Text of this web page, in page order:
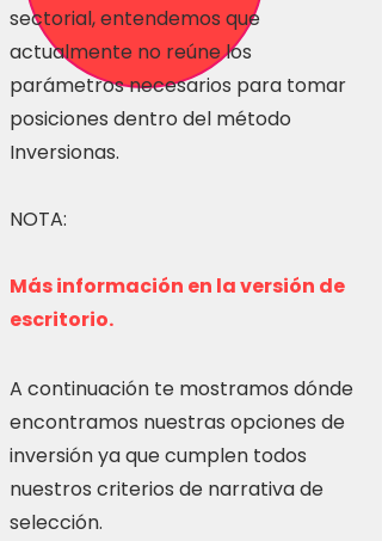
sectorial, entendemos que
actualmente no reúne los
parámetros necesarios para tomar
posiciones dentro del método
Inversionas.
NOTA:
Más información en la versión de
escritorio.
A continuación te mostramos dónde
encontramos nuestras opciones de
inversión ya que cumplen todos
nuestros criterios de narrativa de
selección.